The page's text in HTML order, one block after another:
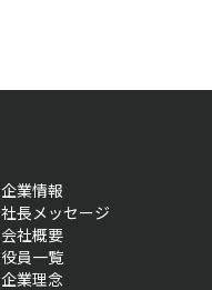
企業情報
社長メッセージ
会社概要
役員一覧
企業理念